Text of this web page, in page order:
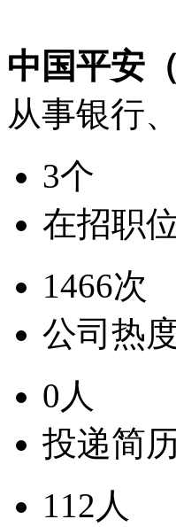
中国平安
从事银行
3个
在招职
1466次
公司热
0人
投递简
112人